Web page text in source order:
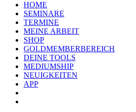
HOME
SEMINARE
TERMINE
MEINE ARBEIT
SHOP
GOLDMEMBERBEREICH
DEINE TOOLS
MEDIUMSHIP
NEUIGKEITEN
APP